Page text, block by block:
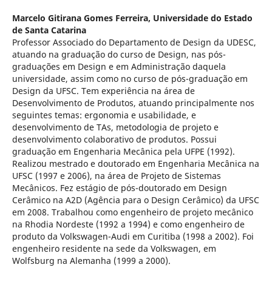
Marcelo Gitirana Gomes Ferreira, Universidade do Estado
de Santa Catarina
Professor Associado do Departamento de Design da UDESC,
atuando na graduação do curso de Design, nas pós-
graduações em Design e em Administração daquela
universidade, assim como no curso de pós-graduação em
Design da UFSC. Tem experiência na área de
Desenvolvimento de Produtos, atuando principalmente nos
seguintes temas: ergonomia e usabilidade, e
desenvolvimento de TAs, metodologia de projeto e
desenvolvimento colaborativo de produtos. Possui
graduação em Engenharia Mecânica pela UFPE (1992).
Realizou mestrado e doutorado em Engenharia Mecânica na
UFSC (1997 e 2006), na área de Projeto de Sistemas
Mecânicos. Fez estágio de pós-doutorado em Design
Cerâmico na A2D (Agência para o Design Cerâmico) da UFSC
em 2008. Trabalhou como engenheiro de projeto mecânico
na Rhodia Nordeste (1992 a 1994) e como engenheiro de
produto da Volkswagen-Audi em Curitiba (1998 a 2002). Foi
engenheiro residente na sede da Volkswagen, em
Wolfsburg na Alemanha (1999 a 2000).